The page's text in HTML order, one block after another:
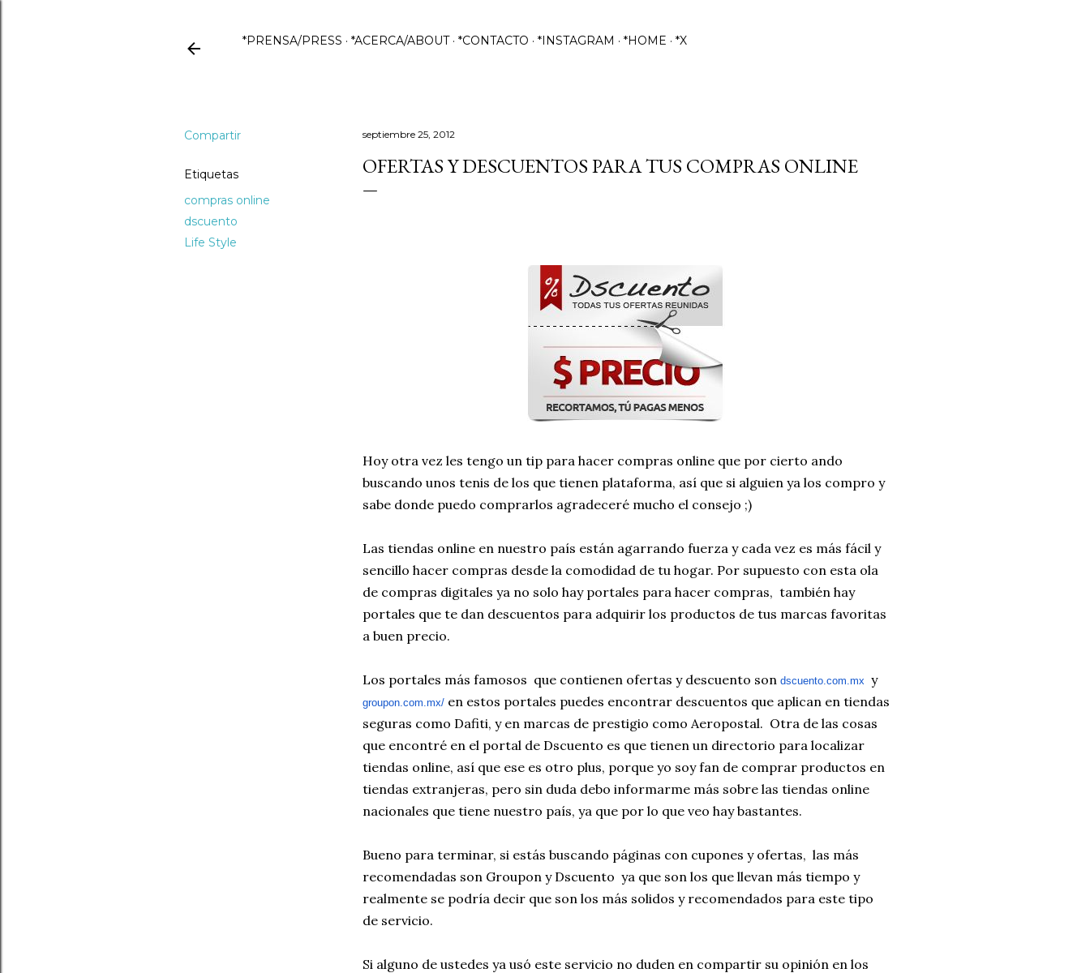
*PRENSA/PRESS *ACERCA/ABOUT *CONTACTO *INSTAGRAM *HOME *X
Compartir
Etiquetas
compras online
dscuento
Life Style
septiembre 25, 2012
OFERTAS Y DESCUENTOS PARA TUS COMPRAS ONLINE
Hoy otra vez les tengo un tip para hacer compras online que por cierto ando
buscando unos tenis de los que tienen plataforma, así que si alguien ya los compro y
sabe donde puedo comprarlos agradeceré mucho el consejo ;)
Las tiendas online en nuestro país están agarrando fuerza y cada vez es más fácil y
sencillo hacer compras desde la comodidad de tu hogar. Por supuesto con esta ola
de compras digitales ya no solo hay portales para hacer compras, también hay
portales que te dan descuentos para adquirir los productos de tus marcas favoritas
a buen precio.
Los portales más famosos que contienen ofertas y descuento son dscuento.com.mx y
groupon.com.mx/en estos portales puedes encontrar descuentos que aplican en tiendas
seguras como Dafiti, y en marcas de prestigio como Aeropostal. Otra de las cosas
que encontré en el portal de Dscuento es que tienen un directorio para localizar
tiendas online, así que ese es otro plus, porque yo soy fan de comprar productos en
tiendas extranjeras, pero sin duda debo informarme más sobre las tiendas online
nacionales que tiene nuestro país, ya que por lo que veo hay bastantes.
Bueno para terminar, si estás buscando páginas con cupones y ofertas, las más
recomendadas son Groupon y Dscuento ya que son los que llevan más tiempo y
realmente se podría decir que son los más solidos y recomendados para este tipo
de servicio.
Si alguno de ustedes ya usó este servicio no duden en compartir su opinión en los